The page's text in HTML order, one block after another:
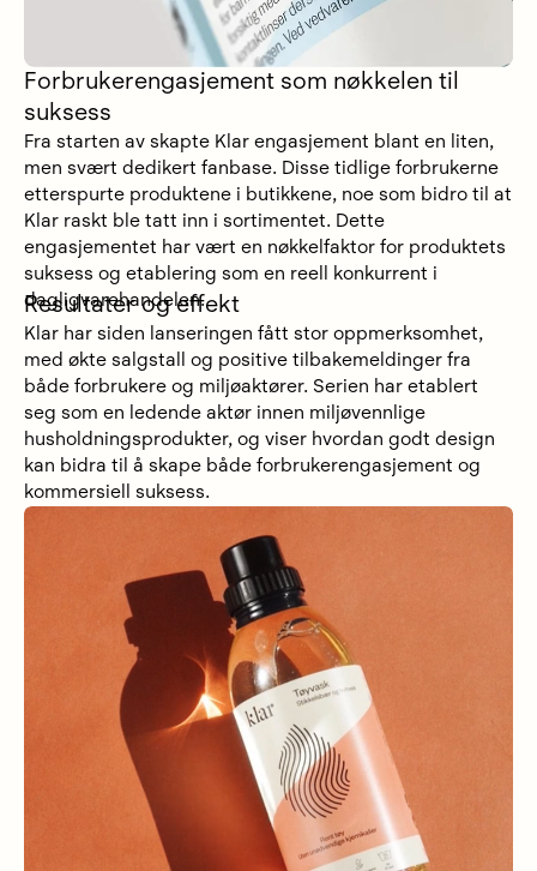
Forbrukerengasjement som nøkkelen til
suksess
Fra starten av skapte Klar engasjement blant en liten,
men svært dedikert fanbase. Disse tidlige forbrukerne
etterspurte produktene i butikkene, noe som bidro til at
Klar raskt ble tatt inn i sortimentet. Dette
engasjementet har vært en nøkkelfaktor for produktets
suksess og etablering som en reell konkurrent i
dagligvarehandelen.
Resultater og effekt
Klar har siden lanseringen fått stor oppmerksomhet,
med økte salgstall og positive tilbakemeldinger fra
både forbrukere og miljøaktører. Serien har etablert
seg som en ledende aktør innen miljøvennlige
husholdningsprodukter, og viser hvordan godt design
kan bidra til å skape både forbrukerengasjement og
kommersiell suksess.